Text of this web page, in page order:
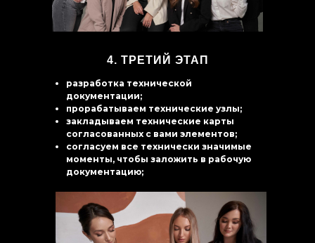
4. ТРЕТИЙ ЭТАП
разработка технической
документации;
прорабатываем технические узлы;
закладываем технические карты
согласованных с вами элементов;
согласуем все технически значимые
моменты, чтобы заложить в рабочую
документацию;